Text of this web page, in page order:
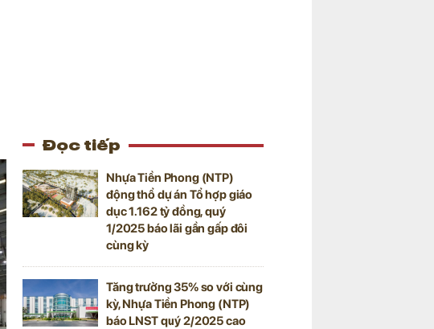
Đọc tiếp
Nhựa Tiền Phong (NTP)
động thổ dự án Tổ hợp giáo
dục 1.162 tỷ đồng, quý
1/2025 báo lãi gần gấp đôi
cùng kỳ
Tăng trưởng 35% so với cùng
kỳ, Nhựa Tiền Phong (NTP)
báo LNST quý 2/2025 cao